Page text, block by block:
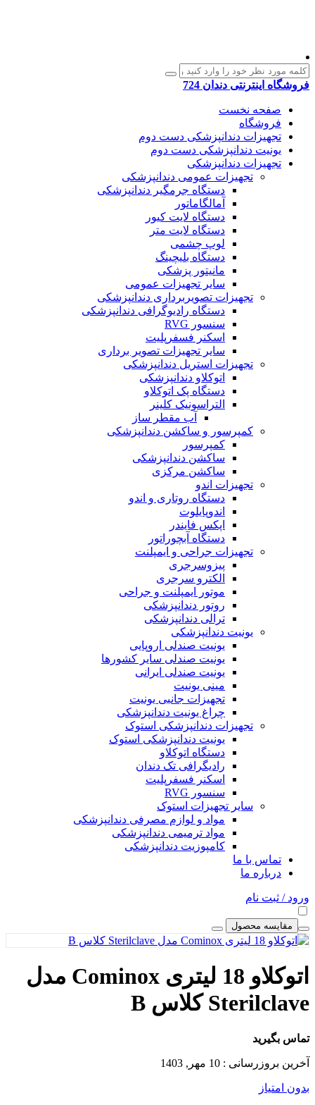
فروشگاه اینترنتی دندان 724
صفحه نخست
فروشگاه
تجهیزات دندانپزشکی دست دوم
یونیت دندانپزشکی دست دوم
تجهیزات دندانپزشکی
تجهیزات عمومی دندانپزشکی
دستگاه جرمگیر دندانپزشکی
آمالگاماتور
دستگاه لایت کیور
دستگاه لایت متر
لوپ چشمی
دستگاه بلیچینگ
مانیتور پزشکی
سایر تجهیزات عمومی
تجهیزات تصویربرداری دندانپزشکی
دستگاه رادیوگرافی دندانپزشکی
سنسور RVG
اسکنر فسفرپلیت
سایر تجهیزات تصویر برداری
تجهیزات استریل دندانپزشکی
اتوکلاو دندانپزشکی
دستگاه پک اتوکلاو
التراسونیک کلینر
آب مقطر ساز
کمپرسور و ساکشن دندانپزشکی
کمپرسور
ساکشن دندانپزشکی
ساکشن مرکزی
تجهیزات اندو
دستگاه روتاری و اندو
اندوپایلوت
اپکس فایندر
دستگاه آبچوراتور
تجهیزات جراحی و ایمپلنت
پیزوسرجری
الکترو سرجری
موتور ایمپلنت و جراحی
روتور دندانپزشکی
ترالی دندانپزشکی
یونیت دندانپزشکی
یونیت صندلی اروپایی
یونیت صندلی سایر کشورها
یونیت صندلی ایرانی
مینی یونیت
تجهیزات جانبی یونیت
چراغ یونیت دندانپزشکی
تجهیزات دندانپزشکی استوک
یونیت دندانپزشکی استوک
دستگاه اتوکلاو
رادیگرافی تک دندان
اسکنر فسفرپلیت
سنسور RVG
سایر تجهیزات استوک
مواد و لوازم مصرفی دندانپزشکی
مواد ترمیمی دندانپزشکی
کامپوزیت دندانپزشکی
تماس با ما
درباره ما
ورود / ثبت نام
مقایسه محصول
اتوکلاو 18 لیتری Cominox مدل
Sterilclave کلاس B
تماس بگیرید
آخرین بروزرسانی : 10 مهر, 1403
بدون امتیاز